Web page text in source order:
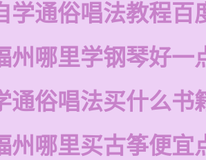
学通俗唱法教程百
州哪里学钢琴好一
通俗唱法买什么书
州哪里买古筝便宜